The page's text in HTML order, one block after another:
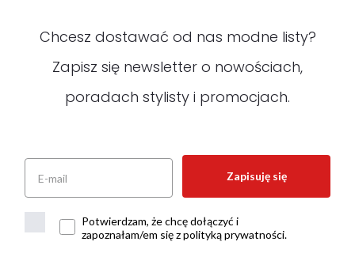
Chcesz dostawać od nas modne listy?
Zapisz się newsletter o nowościach,
poradach stylisty i promocjach.
Zapisuję się
Potwierdzam, że chcę dołączyć i
zapoznałam/em się z polityką prywatności.